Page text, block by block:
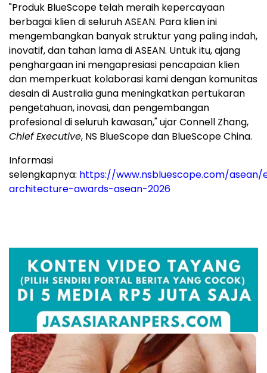
"Produk BlueScope telah meraih kepercayaan
berbagai klien di seluruh ASEAN. Para klien ini
mengembangkan banyak struktur yang paling indah,
inovatif, dan tahan lama di ASEAN. Untuk itu, ajang
penghargaan ini mengapresiasi pencapaian klien
dan memperkuat kolaborasi kami dengan komunitas
desain diAustraliaguna meningkatkan pertukaran
pengetahuan, inovasi, dan pengembangan
profesional di seluruh kawasan," ujarConnell Zhang,
Chief Executive, NS BlueScope dan BlueScope China.
Informasi
selengkapnya: https://www.nsbluescope.com/
architecture-awards-asean-2026